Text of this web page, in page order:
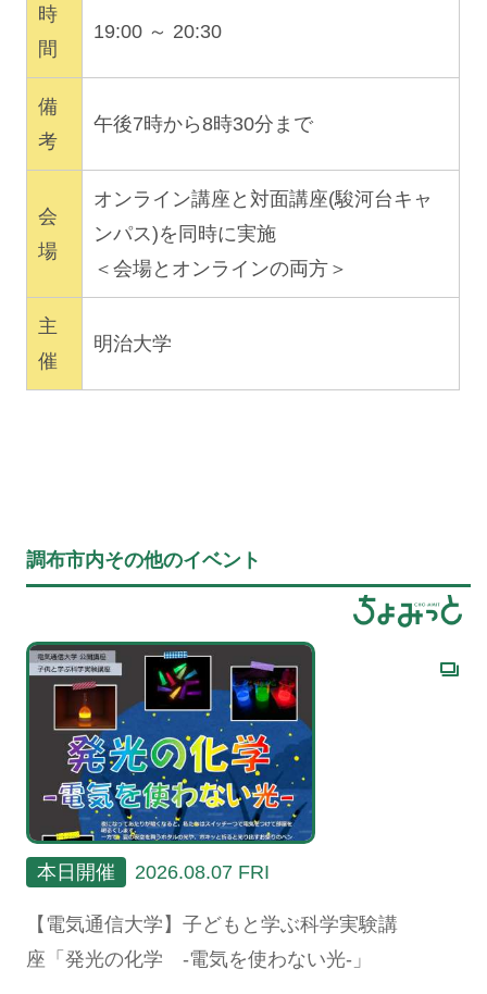
時
間
19:00 ～ 20:30
備
考
午後7時から8時30分まで
会
場
オンライン講座と対面講座(駿河台キャ
ンパス)を同時に実施
＜会場とオンラインの両方＞
主
催
明治大学
調布市内その他のイベント
本日開催 2026.08.07 FRI
【電気通信大学】子どもと学ぶ科学実験講
座「発光の化学 -電気を使わない光-」